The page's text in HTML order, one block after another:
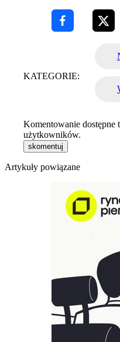
KATEGORIE:
Komentowanie dostępne
użytkowników.
skomentuj
Artykuły powiązane